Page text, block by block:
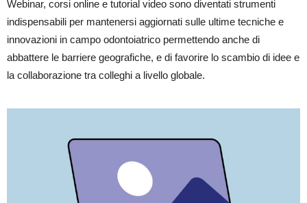
Webinar, corsi online e tutorial video sono diventati strumenti
indispensabili per mantenersi aggiornati sulle ultime tecniche e
innovazioni in campo odontoiatrico permettendo anche di
abbattere le barriere geografiche, e di favorire lo scambio di idee e
la collaborazione tra colleghi a livello globale.